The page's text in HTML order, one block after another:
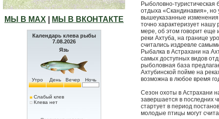
МЫ В МАХ МЫ В ВКОНТАКТЕ
Календарь клева рыбы
7.08.2026
Язь
Утро День Вечер Ночь
Слабый клев
Клева нет
Рыболовно-
отдыха «Скандинавия»,
вышеуказанные
точно характеризует
мере, об этом говорит еще
реки Ахтуба, на границе
считались издревле
Рыбалка в Астрахани на
самых доступных видов
рыболовная база
Ахтубинской пойме на
возможна в любое время
Сезон охоты в Астрахани
завершается в последних
стартует в период
молодые птицы могут